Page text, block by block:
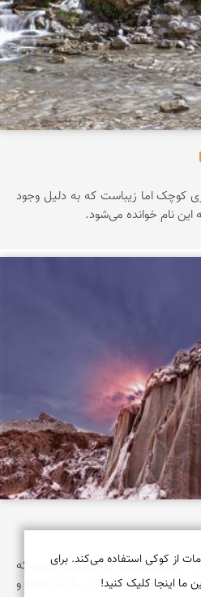
کوچک اما زیباست که به دلیل وجود
نام خوانده می‌شود.
کوه‌های رنگی، صخره‌های عجیب که
نمکی و سواحل رنگارنگ همه و
از کوکی استفاده می‌کند. برای
ما اینجا کلیک کنید!